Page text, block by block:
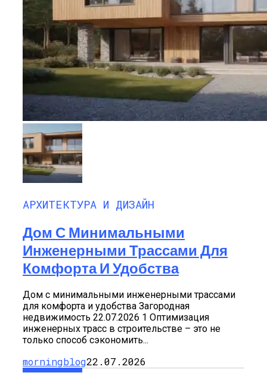
АРХИТЕКТУРА И ДИЗАЙН
Дом С Минимальными
Инженерными Трассами Для
Комфорта И Удобства
Дом с минимальными инженерными трассами
для комфорта и удобства Загородная
недвижимость 22.07.2026 1 Оптимизация
инженерных трасс в строительстве – это не
только способ сэкономить...
morningblog22.07.2026